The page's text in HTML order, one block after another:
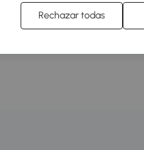
Rechazar todas